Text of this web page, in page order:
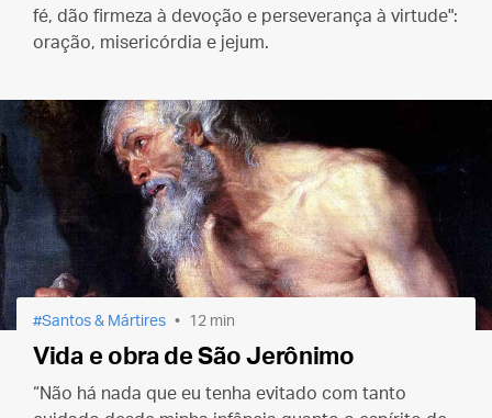
fé, dão firmeza à devoção e perseverança à virtude":
oração, misericórdia e jejum.
Santos & Mártires 12 min
Vida e obra de São Jerônimo
“Não há nada que eu tenha evitado com tanto